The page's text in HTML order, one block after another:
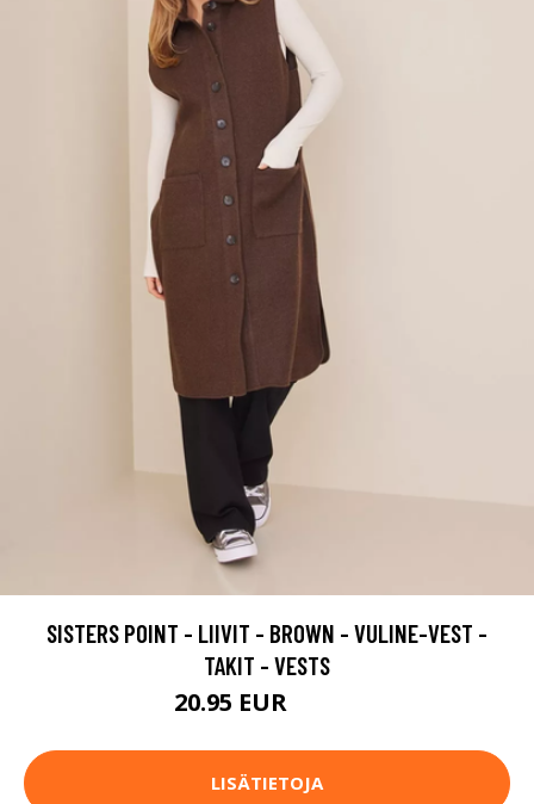
SISTERS POINT - LIIVIT - BROWN - VULINE-VEST -
TAKIT - VESTS
20.95 EUR
LISÄTIETOJA